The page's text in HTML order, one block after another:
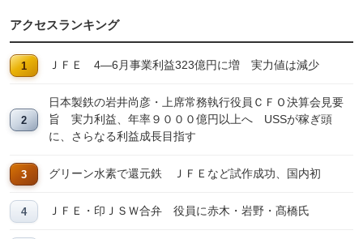
アクセスランキング
ＪＦＥ 4―6月事業利益323億円に増 実力値は減少
日本製鉄の岩井尚彦・上席常務執行役員ＣＦＯ決算会見要
旨 実力利益、年率９０００億円以上へ USSが稼ぎ頭
に、さらなる利益成長目指す
グリーン水素で還元鉄 ＪＦＥなど試作成功、国内初
ＪＦＥ・印ＪＳＷ合弁 役員に赤木・岩野・髙橋氏